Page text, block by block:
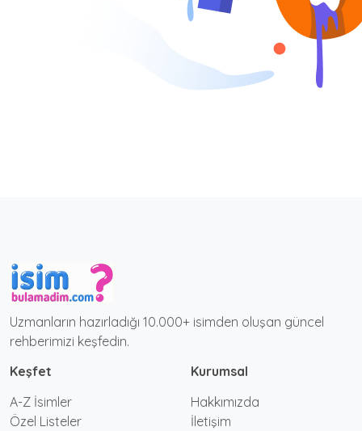
Uzmanların hazırladığı 10.000+ isimden oluşan güncel
rehberimizi keşfedin.
Keşfet
A-Z İsimler
Özel Listeler
Kurumsal
Hakkımızda
İletişim